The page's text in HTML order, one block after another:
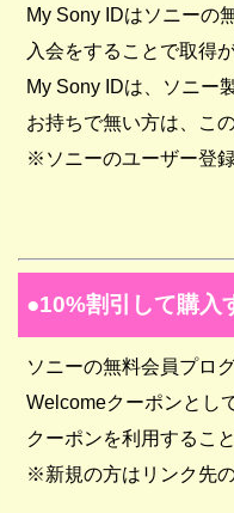
My Sony IDはソニーの
入会をすることで取得
My Sony IDは、ソニー
お持ちで無い方は、こ
※ソニーのユーザー登
10%割引して購入
ソニーの無料会員プロ
Welcomeクーポンとし
クーポンを利用するこ
※新規の方はリンク先